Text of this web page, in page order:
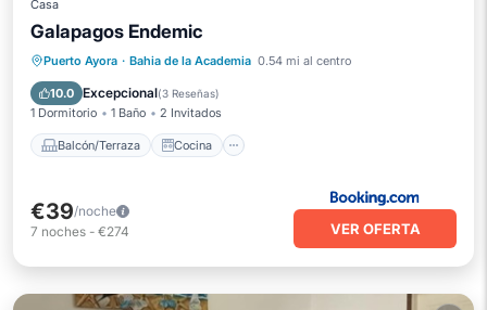
Casa
Galapagos Endemic
Puerto Ayora · Bahia de la Academia 0.54 mi al centro
10.0 Excepcional(3 Reseñas)
1 Dormitorio 1 Baño 2 Invitados
Balcón/Terraza Cocina
Balcón/Terraza
Cocina
Aire acondicionado
€39/noche
7 noches - €274 VER OFERTA